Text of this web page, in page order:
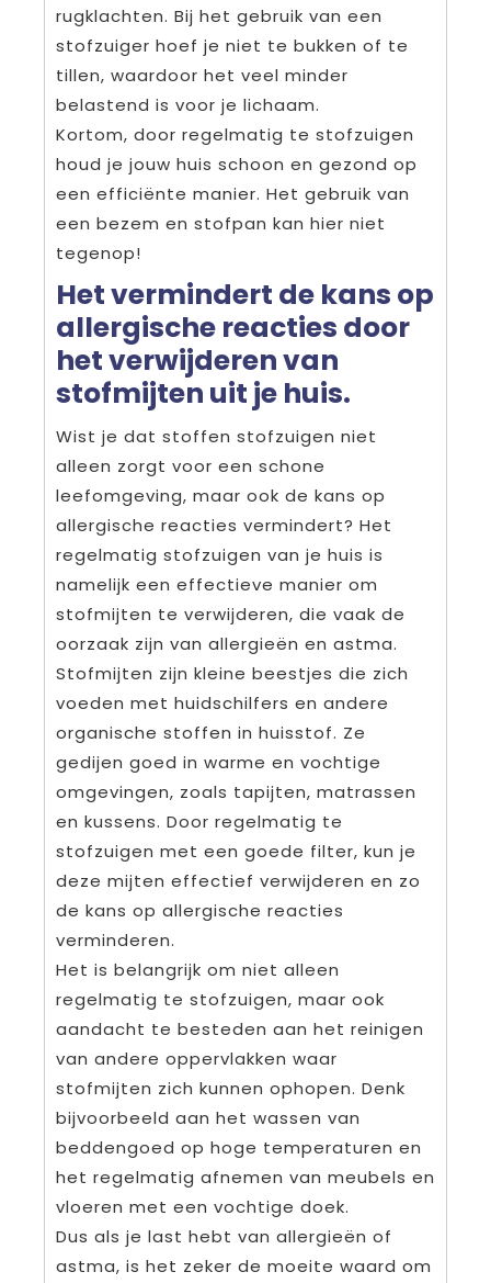
rugklachten. Bij het gebruik van een
stofzuiger hoef je niet te bukken of te
tillen, waardoor het veel minder
belastend is voor je lichaam.
Kortom, door regelmatig te stofzuigen
houd je jouw huis schoon en gezond op
een efficiënte manier. Het gebruik van
een bezem en stofpan kan hier niet
tegenop!
Het vermindert de kans op
allergische reacties door
het verwijderen van
stofmijten uit je huis.
Wist je dat stoffen stofzuigen niet
alleen zorgt voor een schone
leefomgeving, maar ook de kans op
allergische reacties vermindert? Het
regelmatig stofzuigen van je huis is
namelijk een effectieve manier om
stofmijten te verwijderen, die vaak de
oorzaak zijn van allergieën en astma.
Stofmijten zijn kleine beestjes die zich
voeden met huidschilfers en andere
organische stoffen in huisstof. Ze
gedijen goed in warme en vochtige
omgevingen, zoals tapijten, matrassen
en kussens. Door regelmatig te
stofzuigen met een goede filter, kun je
deze mijten effectief verwijderen en zo
de kans op allergische reacties
verminderen.
Het is belangrijk om niet alleen
regelmatig te stofzuigen, maar ook
aandacht te besteden aan het reinigen
van andere oppervlakken waar
stofmijten zich kunnen ophopen. Denk
bijvoorbeeld aan het wassen van
beddengoed op hoge temperaturen en
het regelmatig afnemen van meubels en
vloeren met een vochtige doek.
Dus als je last hebt van allergieën of
astma, is het zeker de moeite waard om